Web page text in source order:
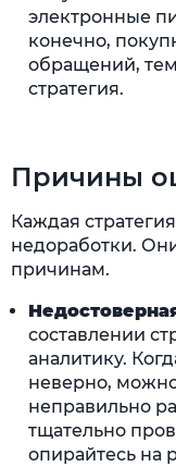
электронные
конечно,
обращений,
стратегия.
Причины
Каждая
недоработки.
причинам.
составлении
аналитику.
неверно,
неправильно
тщательно
опирайтесь на